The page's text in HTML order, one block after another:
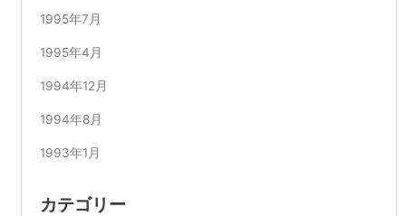
1995年7月
1995年4月
1994年12月
1994年8月
1993年1月
カテゴリー